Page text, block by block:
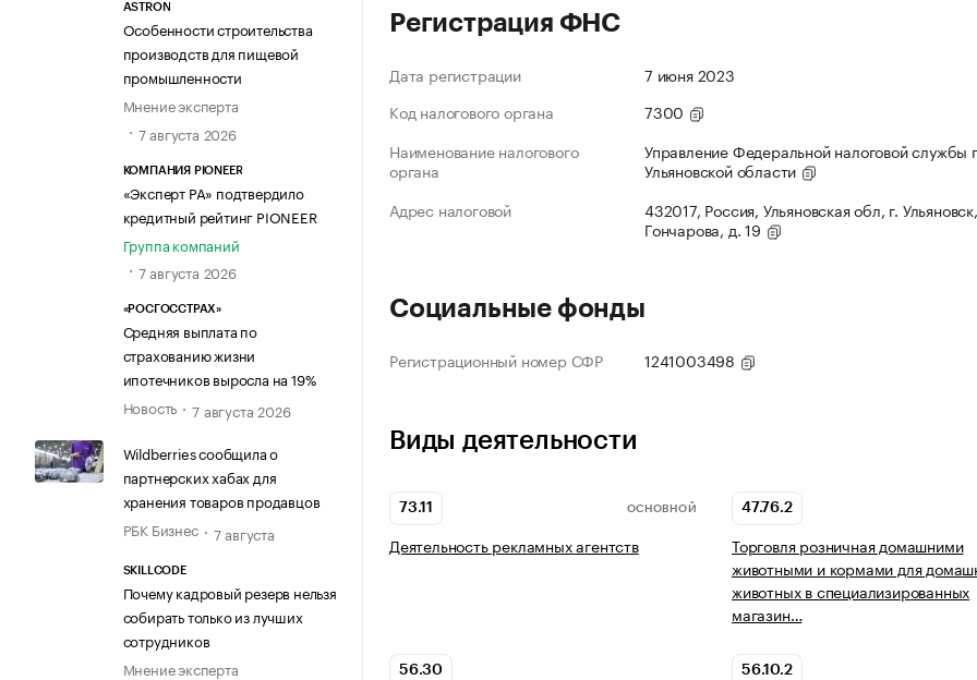
ASTRON
Особенности строительства
производств для пищевой
промышленности
Мнение эксперта
7 августа 2026
КОМПАНИЯ PIONEER
«Эксперт РА» подтвердило
кредитный рейтинг PIONEER
Группа компаний
7 августа 2026
«РОСГОССТРАХ»
Средняя выплата по
страхованию жизни
ипотечников выросла на 19%
Новость
7 августа 2026
Wildberries сообщила о
партнерских хабах для
хранения товаров продавцов
РБК Бизнес
7 августа
SKILLCODE
Почему кадровый резерв нельзя
собирать только из лучших
сотрудников
Мнение эксперта
Регистрация ФНС
Дата регистрации
7 июня 2023
Код налогового органа
7300
Наименование налогового
органа
Управление Федеральной налоговой службы
Ульяновской области
Адрес налоговой
432017, Россия, Ульяновская обл, г.
Гончарова, д. 19
Социальные фонды
Регистрационный номер СФР 1241003498
Виды деятельности
73.11 ОСНОВНОЙ
Деятельность рекламных агентств
47.76.2
Торговля розничная домашними
животными и кормами для
животных в специализированных
магазин…
56.30 56.10.2